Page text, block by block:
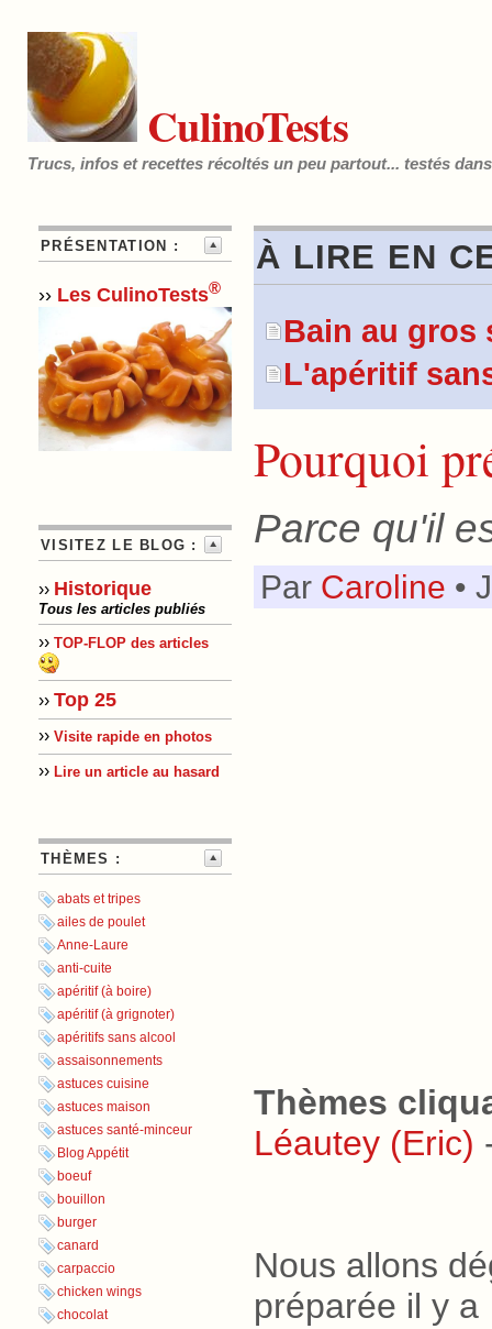
CulinoTests
Trucs, infos et recettes récoltés un peu partout... testés
PRÉSENTATION :
›› Les CulinoTests®
VISITEZ LE BLOG :
›› Historique
Tous les articles publiés
›› TOP-FLOP des articles
›› Top 25
›› Visite rapide en photos
›› Lire un article au hasard
THÈMES :
abats et tripes
ailes de poulet
Anne-Laure
anti-cuite
apéritif (à boire)
apéritif (à grignoter)
apéritifs sans alcool
assaisonnements
astuces cuisine
astuces maison
astuces santé-minceur
Blog Appétit
boeuf
bouillon
burger
canard
carpaccio
chicken wings
chocolat
À LIRE EN
Bain au gros
L'apéritif
Pourquoi
Parce qu'il
Par Caroline •
Thèmes
Léautey (Eric)
Nous allons
préparée il y a